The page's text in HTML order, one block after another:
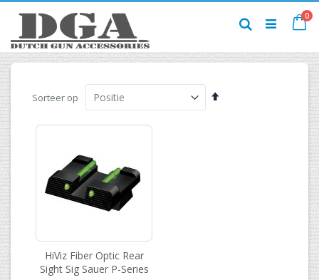
naar
de
inhoud
0
Zoek
Sorteer op
Van
HiViz Fiber Optic Rear
Sight Sig Sauer P-Series